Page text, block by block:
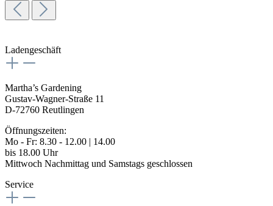
Ladengeschäft
Martha’s Gardening
Gustav-Wagner-Straße 11
D-72760 Reutlingen
Öffnungszeiten:
Mo - Fr: 8.30 - 12.00 | 14.00
bis 18.00 Uhr
Mittwoch Nachmittag und Samstags geschlossen
Service